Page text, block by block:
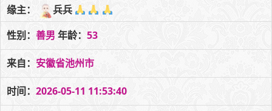
缘主：
兵兵
性别： 善男 年龄： 53
来自： 安徽省池州市
时间： 2026-05-11 11:53:40